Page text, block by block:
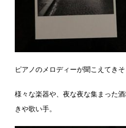
ピアノのメロディーが聞こえてきそ
様々な楽器や、夜な夜な集まった
きや歌い手。